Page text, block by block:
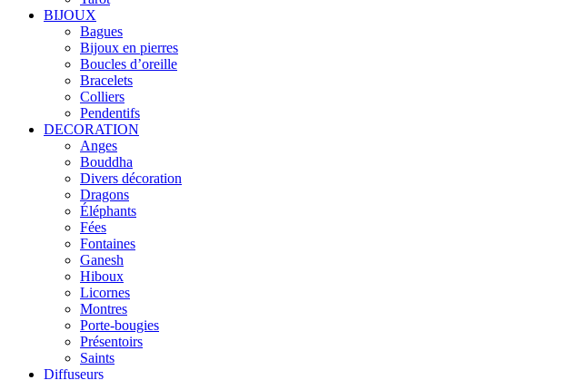
BIJOUX
Bagues
Bijoux en pierres
Boucles d’oreille
Bracelets
Colliers
Pendentifs
DECORATION
Anges
Bouddha
Divers décoration
Dragons
Éléphants
Fées
Fontaines
Ganesh
Hiboux
Licornes
Montres
Porte-bougies
Présentoirs
Saints
Diffuseurs